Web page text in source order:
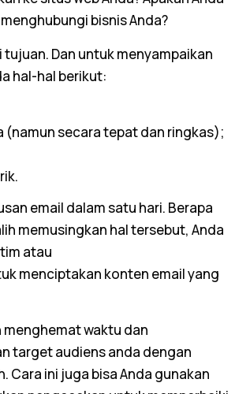
bisnis Anda?
Dan untuk menyampaikan
hal-hal berikut:
(namun secara tepat dan ringkas);
email dalam satu hari. Berapa
memusingkan hal tersebut, Anda
atau
menciptakan konten emailyang
menghemat waktu dan
target audiens anda dengan
Cara ini juga bisa Anda gunakan